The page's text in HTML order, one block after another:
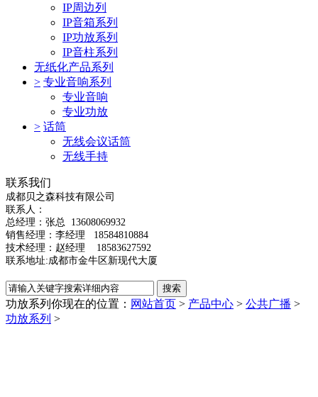
IP周边列
IP音箱系列
IP功放系列
IP音柱系列
无纸化产品系列
> 专业音响系列
专业音响
专业功放
> 话筒
无线会议话筒
无线手持
联系我们
成都贝之森科技有限公司
联系人：
总经理： 张总 13608069932
销售经理：李经理 18584810884
技术经理：赵经理 18583627592
联系地址:成都市金牛区新现代大厦
功放系列 你现在的位置： 网站首页 > 产品中心 > 公共广播 >
功放系列 >